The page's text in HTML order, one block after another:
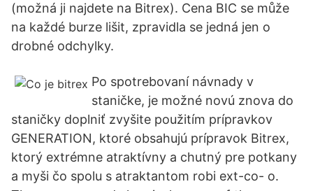
(možná ji najdete na Bitrex). Cena BIC se může
na každé burze lišit, zpravidla se jedná jen o
drobné odchylky.
Po spotrebovaní návnady v
staničke, je možné novú znova do
staničky doplniť zvyšite použitím prípravkov
GENERATION, ktoré obsahujú prípravok Bitrex,
ktorý extrémne atraktívny a chutný pre potkany
a myši čo spolu s atraktantom robi ext-co- o.